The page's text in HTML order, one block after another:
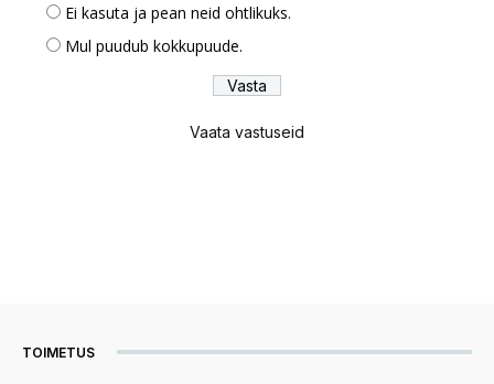
Ei kasuta ja pean neid ohtlikuks.
Mul puudub kokkupuude.
Vaata vastuseid
TOIMETUS